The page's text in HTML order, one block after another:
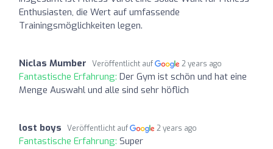
Enthusiasten, die Wert auf umfassende
Trainingsmöglichkeiten legen.
Niclas Mumber Veröffentlicht auf 2 years ago
Fantastische Erfahrung: Der Gym ist schön und hat eine
Menge Auswahl und alle sind sehr höflich
lost boys Veröffentlicht auf 2 years ago
Fantastische Erfahrung: Super